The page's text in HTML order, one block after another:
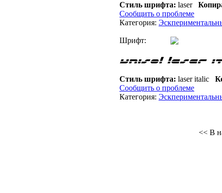
Стиль шрифта: laser
Сообщить о проблеме
Категория:
Шрифт:
Стиль шрифта: laser italic
Сообщить о проблеме
Категория:
<< В